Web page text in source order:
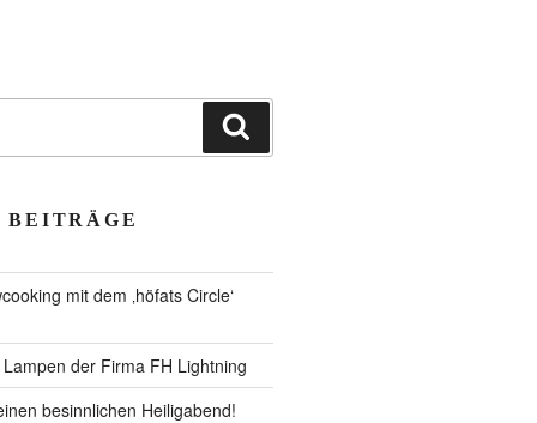
BEITRÄGE
mit dem ‚höfats Circle‘
Lampen der Firma FH Lightning
besinnlichen Heiligabend!